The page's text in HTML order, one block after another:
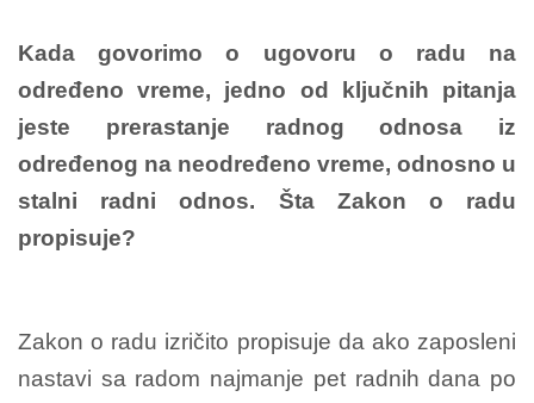
Kada govorimo o ugovoru o radu na
određeno vreme, jedno od ključnih pitanja
jeste prerastanje radnog odnosa iz
određenog na neodređeno vreme, odnosno u
stalni radni odnos. Šta Zakon o radu
propisuje?
Zakon o radu izričito propisuje da ako zaposleni
nastavi sa radom najmanje pet radnih dana po